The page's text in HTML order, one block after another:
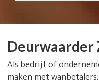
Deurwaarder
Als bedrijf of
maken met